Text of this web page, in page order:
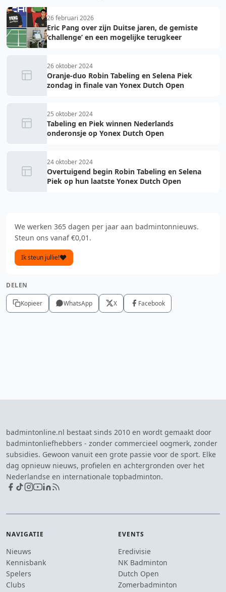
26 februari 2026
Eric Pang over zijn Duitse jaren, de gemiste
‘challenge’ en een mogelijke terugkeer
26 oktober 2024
Oranje-duo Robin Tabeling en Selena Piek
zondag in finale van Yonex Dutch Open
25 oktober 2024
Tabeling en Piek winnen Nederlands
onderonsje op Yonex Dutch Open
24 oktober 2024
Overtuigend begin Robin Tabeling en Selena
Piek op hun laatste Yonex Dutch Open
We werken 365 dagen per jaar aan badmintonnieuws.
Steun ons vanaf €0,01.
Ik steun jullie!
DELEN
Kopieer WhatsApp X Facebook
badmintonline.nl bestaat sinds 2010 en wordt gemaakt door
badmintonliefhebbers - zonder commercieel oogmerk, zonder
subsidies. Gewoon vanuit een grote passie voor de sport. Elke
dag opnieuw nieuws, profielen en achtergronden over het
Nederlandse en internationale topbadminton.
NAVIGATIE
Nieuws
Kennisbank
Spelers
Clubs
EVENTS
Eredivisie
NK Badminton
Dutch Open
Zomerbadminton